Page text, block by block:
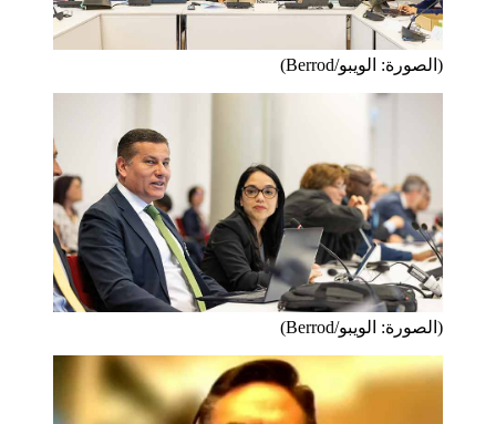
(الصورة: الويبو/Berrod)
(الصورة: الويبو/Berrod)